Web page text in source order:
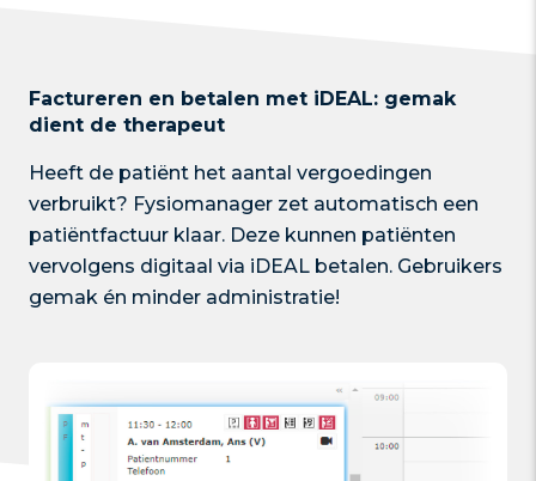
Factureren en betalen met iDEAL: gemak
dient de therapeut
Heeft de patiënt het aantal vergoedingen
verbruikt? Fysiomanager zet automatisch een
patiëntfactuur klaar. Deze kunnen patiënten
vervolgens digitaal via iDEAL betalen. Gebruikers
gemak én minder administratie!